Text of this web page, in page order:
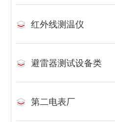
红外线测温仪
避雷器测试设备类
第二电表厂